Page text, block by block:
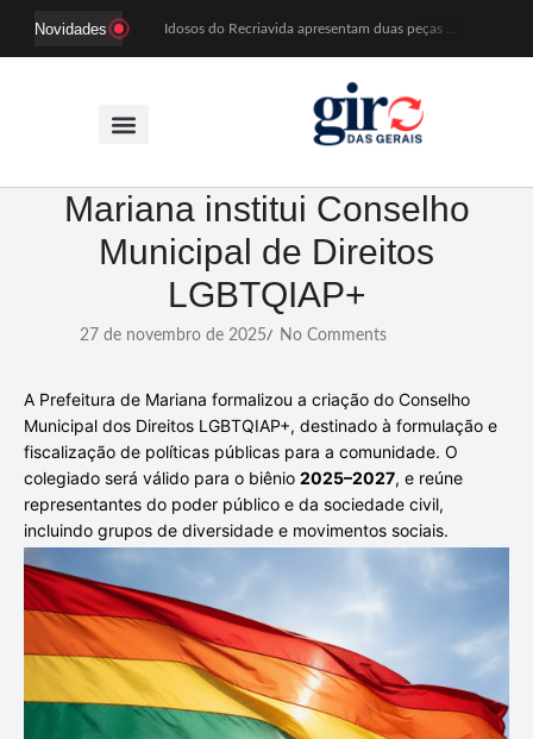
Novidades
Mariana anuncia regras mais rígidas para eventos após homicídios em cavalgada
Mariana institui Conselho
Municipal de Direitos
LGBTQIAP+
27 de novembro de 2025/ No Comments
A Prefeitura de Mariana formalizou a criação do Conselho
Municipal dos Direitos LGBTQIAP+, destinado à formulação e
fiscalização de políticas públicas para a comunidade. O
colegiado será válido para o biênio 2025–2027, e reúne
representantes do poder público e da sociedade civil,
incluindo grupos de diversidade e movimentos sociais.